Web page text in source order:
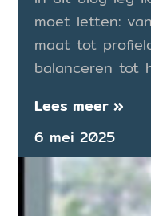
moet letten:
maat tot
balanceren tot
Lees meer »
6 mei 2025